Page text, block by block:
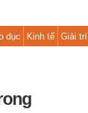
dục Kinh tế Giải trí